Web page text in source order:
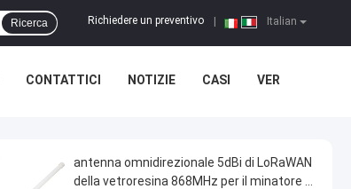
Italian
Richiedere un preventivo
Ricerca
CONTATTICI NOTIZIE CASI VER
antenna omnidirezionale 5dBi di LoRaWAN
della vetroresina 868MHz per il minatore di